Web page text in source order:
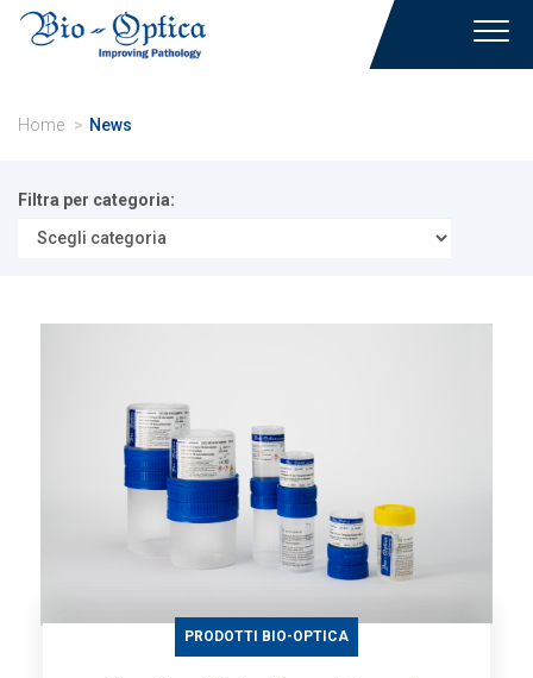
Home News
Filtra per categoria:
PRODOTTI BIO-OPTICA